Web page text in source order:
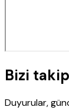
Bizi
Duyurular,